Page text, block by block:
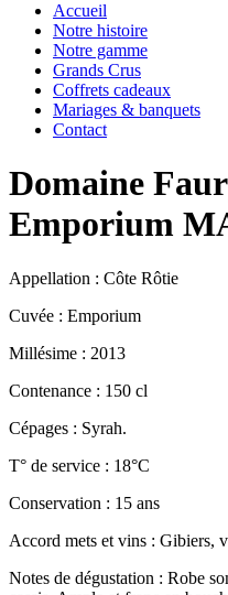
Accueil
Notre histoire
Notre gamme
Grands Crus
Coffrets cadeaux
Mariages & banquets
Contact
Domaine
Emporium
Appellation : Côte Rôtie
Cuvée : Emporium
Millésime : 2013
Contenance : 150 cl
Cépages : Syrah.
T° de service : 18°C
Conservation : 15 ans
Accord mets et vins : Gibiers,
Notes de dégustation : Robe